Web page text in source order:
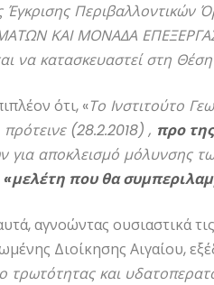
ΚΑΙ ΜΟΝΑΔΑ
να κατασκευαστεί στη
ότι, «Το Ινστιτούτο
(28.2.2018) , προ
για αποκλεισμό μόλυνσης
«μελέτη που θα
αγνοώντας ουσιαστικά
Διοίκησης Αιγαίου,
τρωτότητας και